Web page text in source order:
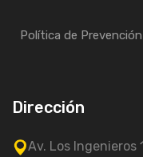
Política de
Dirección
Av. Los Ingenieros